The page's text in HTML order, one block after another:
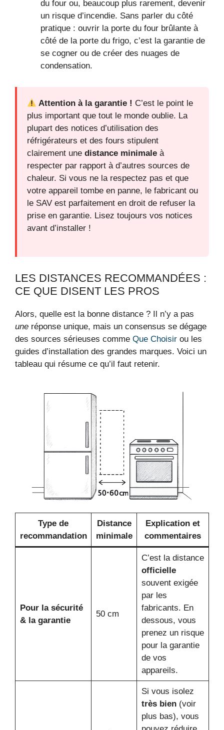
du four ou, beaucoup plus rarement, devenir
un risque d’incendie. Sans parler du côté
pratique : ouvrir la porte du four brûlante à
côté de la porte du frigo, c’est la garantie de
se cogner ou de créer des nuages de
condensation.
Attention à la garantie ! C’est le point le
plus important que tout le monde oublie. La
plupart des notices d’utilisation des
réfrigérateurs et des fours stipulent
clairement une distance minimale à
respecter par rapport à d’autres sources de
chaleur. Si vous ne la respectez pas et que
votre appareil tombe en panne, le fabricant ou
le SAV est parfaitement en droit de refuser la
prise en garantie. Lisez toujours vos notices
avant d’installer !
LES DISTANCES RECOMMANDÉES :
CE QUE DISENT LES PROS
Alors, quelle est la bonne distance ? Il n’y a pas
une réponse unique, mais un consensus se dégage
des sources sérieuses comme Que Choisir ou les
guides d’installation des grandes marques. Voici un
tableau qui résume ce qu’il faut retenir.
Type de
recommandation
Distance
minimale
Explication et
commentaires
Pour la sécurité
& la garantie
50 cm
C’est la distance
officielle
souvent exigée
par les
fabricants. En
dessous, vous
prenez un risque
pour la garantie
de vos
appareils.
Si vous isolez
très bien(voir
plus bas), vous